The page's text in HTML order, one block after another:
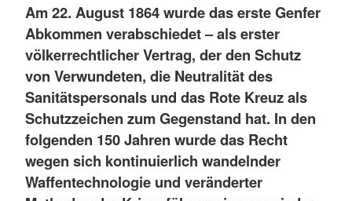
Am 22. August 1864 wurde das erste Genfer
Abkommen verabschiedet – als erster
völkerrechtlicher Vertrag, der den Schutz
von Verwundeten, die Neutralität des
Sanitätspersonals und das Rote Kreuz als
Schutzzeichen zum Gegenstand hat. In den
folgenden 150 Jahren wurde das Recht
wegen sich kontinuierlich wandelnder
Waffentechnologie und veränderter